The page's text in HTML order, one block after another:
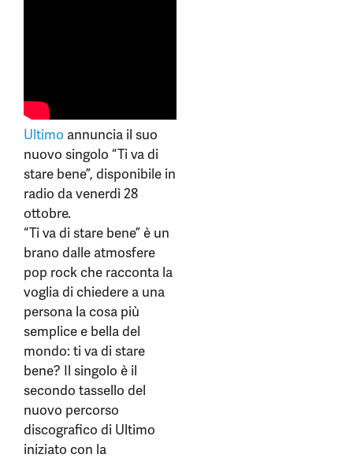
Ultimo annuncia il suo
nuovo singolo “Ti va di
stare bene”, disponibile in
radio da venerdì 28
ottobre.
“Ti va di stare bene” è un
brano dalle atmosfere
pop rock che racconta la
voglia di chiedere a una
persona la cosa più
semplice e bella del
mondo: ti va di stare
bene? Il singolo è il
secondo tassello del
nuovo percorso
discografico di Ultimo
iniziato con la